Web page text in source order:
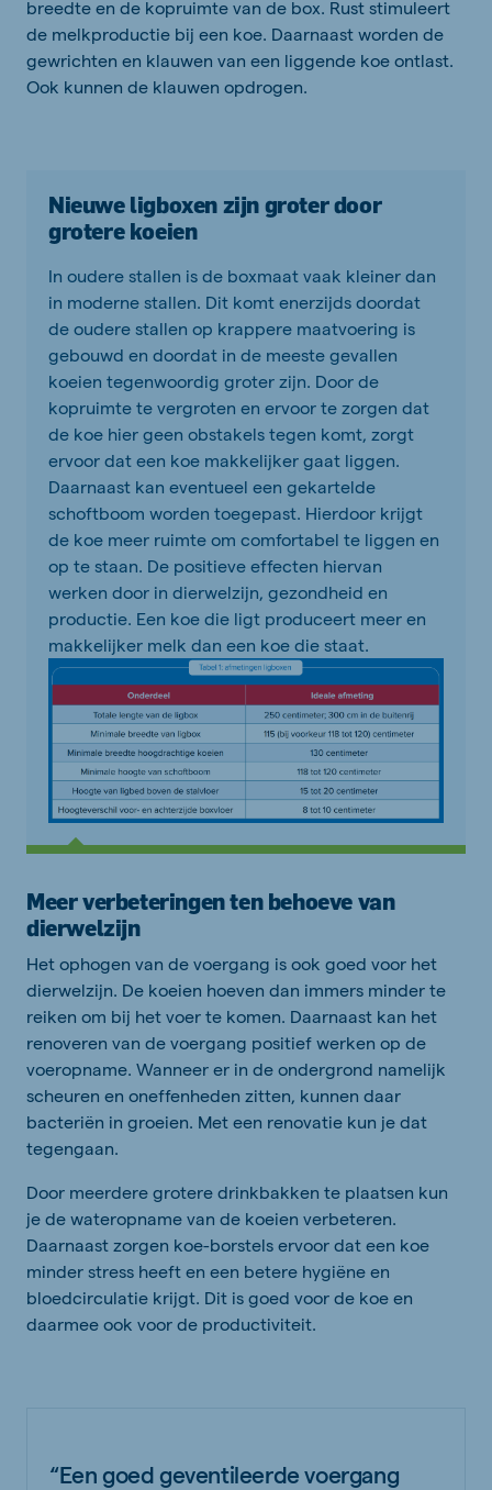
breedte en de kopruimte van de box. Rust stimuleert
de melkproductie bij een koe. Daarnaast worden de
gewrichten en klauwen van een liggende koe ontlast.
Ook kunnen de klauwen opdrogen.
Nieuwe ligboxen zijn groter door
grotere koeien
In oudere stallen is de boxmaat vaak kleiner dan
in moderne stallen. Dit komt enerzijds doordat
de oudere stallen op krappere maatvoering is
gebouwd en doordat in de meeste gevallen
koeien tegenwoordig groter zijn. Door de
kopruimte te vergroten en ervoor te zorgen dat
de koe hier geen obstakels tegen komt, zorgt
ervoor dat een koe makkelijker gaat liggen.
Daarnaast kan eventueel een gekartelde
schoftboom worden toegepast. Hierdoor krijgt
de koe meer ruimte om comfortabel te liggen en
op te staan. De positieve effecten hiervan
werken door in dierwelzijn, gezondheid en
productie. Een koe die ligt produceert meer en
makkelijker melk dan een koe die staat.
Meer verbeteringen ten behoeve van
dierwelzijn
Het ophogen van de voergang is ook goed voor het
dierwelzijn. De koeien hoeven dan immers minder te
reiken om bij het voer te komen. Daarnaast kan het
renoveren van de voergang positief werken op de
voeropname. Wanneer er in de ondergrond namelijk
scheuren en oneffenheden zitten, kunnen daar
bacteriën in groeien. Met een renovatie kun je dat
tegengaan.
Door meerdere grotere drinkbakken te plaatsen kun
je de wateropname van de koeien verbeteren.
Daarnaast zorgen koe-borstels ervoor dat een koe
minder stress heeft en een betere hygiëne en
bloedcirculatie krijgt. Dit is goed voor de koe en
daarmee ook voor de productiviteit.
“Een goed geventileerde voergang